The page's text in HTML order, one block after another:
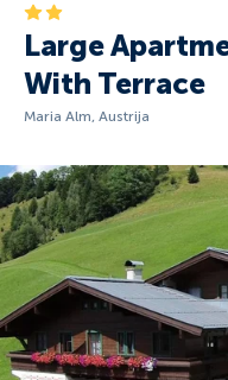
Large
With Terrace
Maria Alm, Austrija